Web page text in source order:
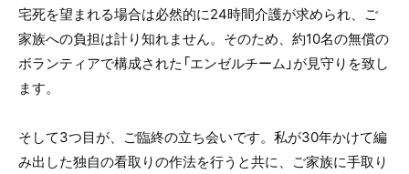
宅死を望まれる場合は必然的に24時間介護が求められ、ご
家族への負担は計り知れません。そのため、約10名の無償の
ボランティアで構成された「エンゼルチーム」が見守りを致し
ます。
そして3つ目が、ご臨終の立ち会いです。私が30年かけて編
み出した独自の看取りの作法を行うと共に、ご家族に手取り